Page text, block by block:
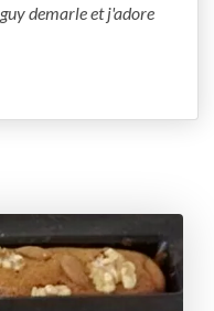
demarle et j'adore